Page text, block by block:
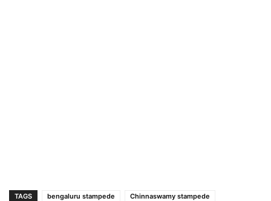
TAGS bengaluru stampede
Chinnaswamy stampede